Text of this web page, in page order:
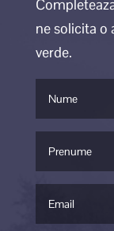
ne solicita o
verde.